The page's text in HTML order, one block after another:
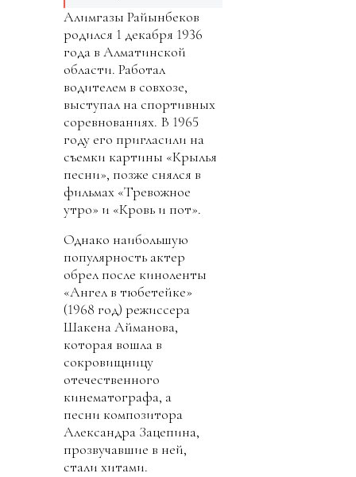
Алимгазы Райынбеков
родился 1 декабря 1936
года в Алматинской
области. Работал
водителем в совхозе,
выступал на спортивных
соревнованиях. В 1965
году его пригласили на
съемки картины «Крылья
песни», позже снялся в
фильмах «Тревожное
утро» и «Кровь и пот».
Однако наибольшую
популярность актер
обрел после киноленты
«Ангел в тюбетейке»
(1968 год) режиссера
Шакена Айманова,
которая вошла в
сокровищницу
отечественного
кинематографа, а
песни композитора
Александра Зацепина,
прозвучавшие в ней,
стали хитами.